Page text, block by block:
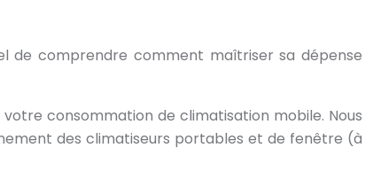
de comprendre comment maîtriser sa dépense
consommation de climatisation mobile. Nous
des climatiseurs portables et de fenêtre (à